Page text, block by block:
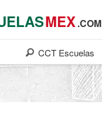
MEX.COM
CCT Escuelas